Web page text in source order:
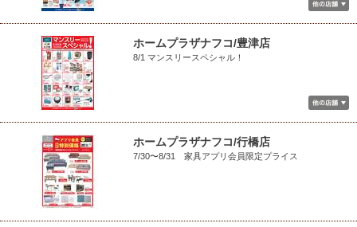
ホームプラザナフコ/豊津店
8/1 マンスリースペシャル！
ホームプラザナフコ/行橋店
7/30〜8/31 家具アプリ会員限定プライス